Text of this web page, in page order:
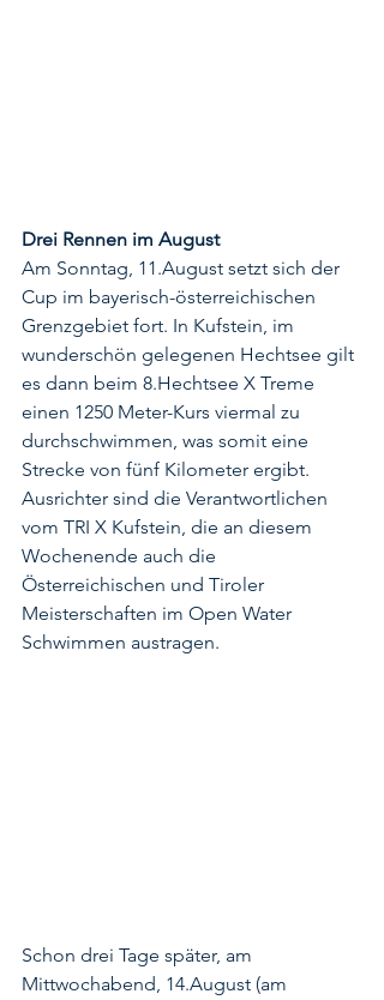
Drei Rennen im August
Am Sonntag, 11.August setzt sich der
Cup im bayerisch-österreichischen
Grenzgebiet fort. In Kufstein, im
wunderschön gelegenen Hechtsee gilt
es dann beim 8.Hechtsee X Treme
einen 1250 Meter-Kurs viermal zu
durchschwimmen, was somit eine
Strecke von fünf Kilometer ergibt.
Ausrichter sind die Verantwortlichen
vom TRI X Kufstein, die an diesem
Wochenende auch die
Österreichischen und Tiroler
Meisterschaften im Open Water
Schwimmen austragen.
Schon drei Tage später, am
Mittwochabend, 14.August (am